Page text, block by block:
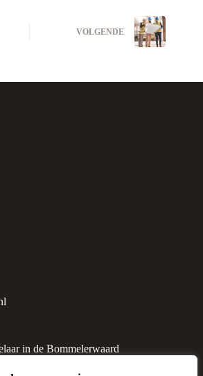
VOLGENDE
in de Bommelerwaard